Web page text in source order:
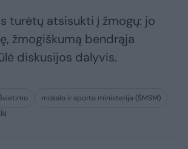
turėtų atsisukti į žmogų: jo
žmogiškumą bendrąja
diskusijos dalyvis.
mokslo ir sporto ministerija (ŠMSM)